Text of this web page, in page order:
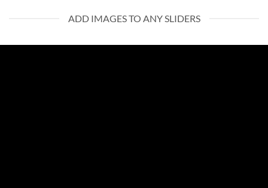
ADD IMAGES TO ANY SLIDERS